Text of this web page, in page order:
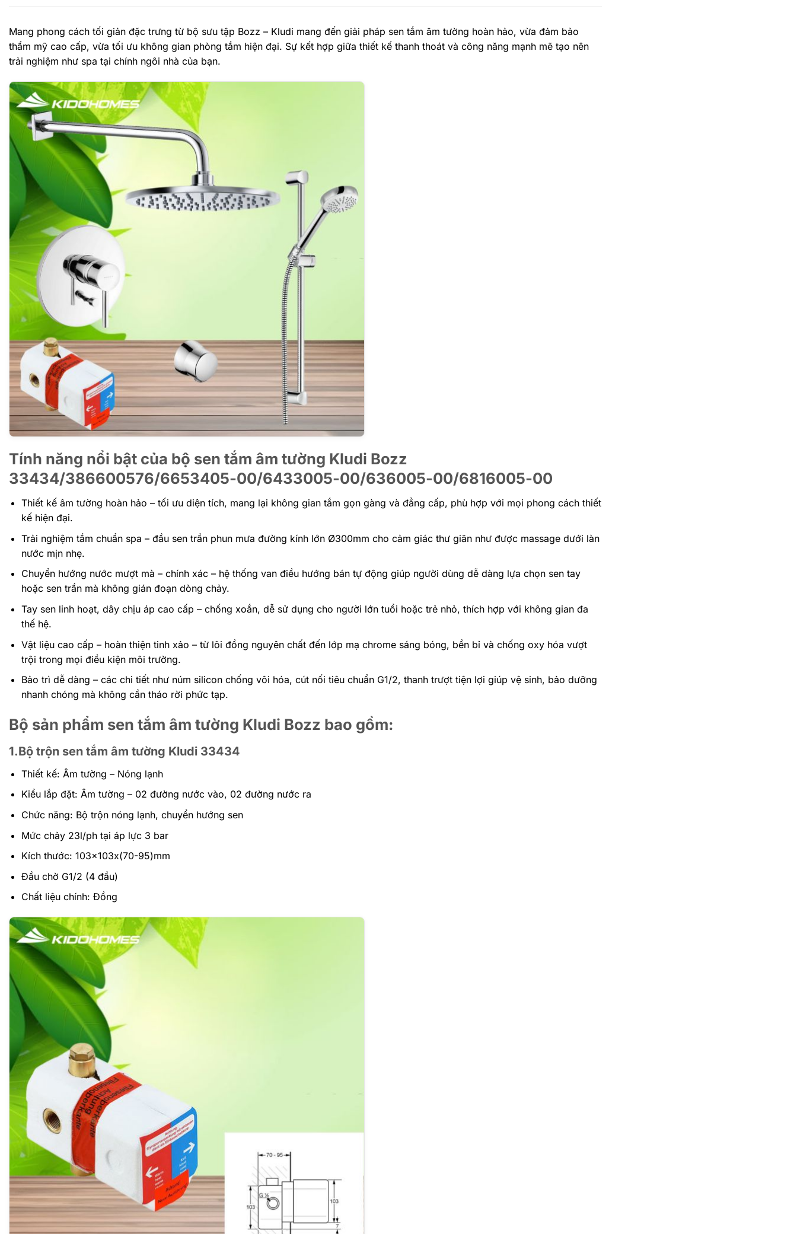
Mang phong cách tối giản đặc trưng từ bộ sưu tập Bozz – Kludi mang đến giải pháp sen tắm âm tường hoàn hảo, vừa đảm bảo
thẩm mỹ cao cấp, vừa tối ưu không gian phòng tắm hiện đại. Sự kết hợp giữa thiết kế thanh thoát và công năng mạnh mẽ tạo nên
trải nghiệm như spa tại chính ngôi nhà của bạn.
Tính năng nổi bật của bộ sen tắm âm tường Kludi Bozz
33434/386600576/6653405-00/6433005-00/636005-00/6816005-00
Thiết kế âm tường hoàn hảo – tối ưu diện tích, mang lại không gian tắm gọn gàng và đẳng cấp, phù hợp với mọi phong cách thiết
kế hiện đại.
Trải nghiệm tắm chuẩn spa – đầu sen trần phun mưa đường kính lớn Ø300mm cho cảm giác thư giãn như được massage dưới làn
nước mịn nhẹ.
Chuyển hướng nước mượt mà – chính xác – hệ thống van điều hướng bán tự động giúp người dùng dễ dàng lựa chọn sen tay
hoặc sen trần mà không gián đoạn dòng chảy.
Tay sen linh hoạt, dây chịu áp cao cấp – chống xoắn, dễ sử dụng cho người lớn tuổi hoặc trẻ nhỏ, thích hợp với không gian đa
thế hệ.
Vật liệu cao cấp – hoàn thiện tinh xảo – từ lõi đồng nguyên chất đến lớp mạ chrome sáng bóng, bền bỉ và chống oxy hóa vượt
trội trong mọi điều kiện môi trường.
Bảo trì dễ dàng – các chi tiết như núm silicon chống vôi hóa, cút nối tiêu chuẩn G1/2, thanh trượt tiện lợi giúp vệ sinh, bảo dưỡng
nhanh chóng mà không cần tháo rời phức tạp.
Bộ sản phẩm sen tắm âm tường Kludi Bozz bao gồm:
1.Bộ trộn sen tắm âm tường Kludi 33434
Thiết kế: Âm tường – Nóng lạnh
Kiểu lắp đặt: Âm tường – 02 đường nước vào, 02 đường nước ra
Chức năng: Bộ trộn nóng lạnh, chuyển hướng sen
Mức chảy 23l/ph tại áp lực 3 bar
Kích thước: 103x103x(70-95)mm
Đầu chờ G1/2 (4 đầu)
Chất liệu chính: Đồng